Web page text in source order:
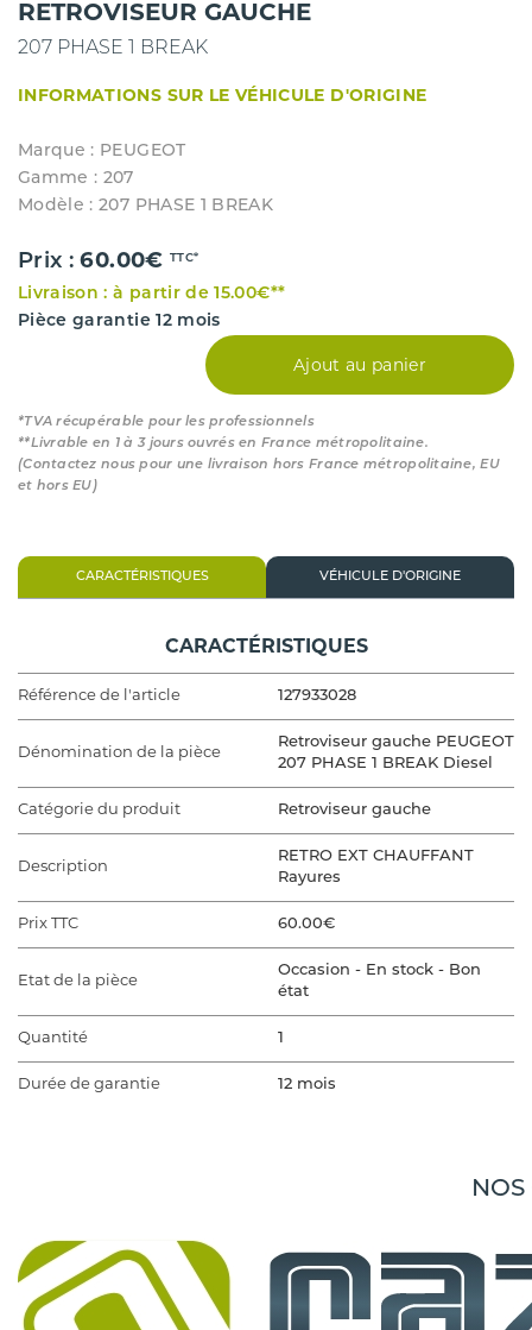
RETROVISEUR GAUCHE
207 PHASE 1 BREAK
INFORMATIONS SUR LE VÉHICULE D'ORIGINE
Marque : PEUGEOT
Gamme : 207
Modèle : 207 PHASE 1 BREAK
Prix :60.00€ TTC*
Livraison : à partir de 15.00€**
Pièce garantie 12 mois
Ajout au panier
*TVA récupérable pour les professionnels
**Livrable en 1 à 3 jours ouvrés en France métropolitaine.
(Contactez nous pour une livraison hors France métropolitaine, EU
et hors EU)
CARACTÉRISTIQUES VÉHICULE D'ORIGINE
CARACTÉRISTIQUES
Référence de l'article 127933028
Dénomination de la pièce
Retroviseur gauche PEUGEOT
207 PHASE 1 BREAK Diesel
Catégorie du produit Retroviseur gauche
Description
RETRO EXT CHAUFFANT
Rayures
Prix TTC 60.00€
Etat de la pièce
Occasion - En stock - Bon
état
Quantité 1
Durée de garantie 12 mois
Modèle du véhicule 207 PHASE 1 BREAK
207 PHASE 1 BREAK 1.6 HDI -
NOS